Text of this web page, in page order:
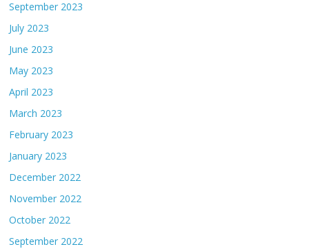
September 2023
July 2023
June 2023
May 2023
April 2023
March 2023
February 2023
January 2023
December 2022
November 2022
October 2022
September 2022